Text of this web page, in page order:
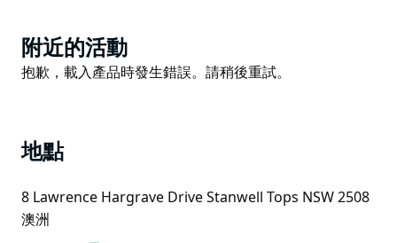
Product
List
附近的活動
Product
抱歉，載入產品時發生錯誤。請稍後重試。
地點
8 Lawrence Hargrave Drive Stanwell Tops NSW 2508
澳洲